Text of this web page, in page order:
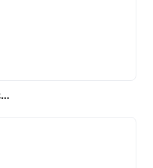
微信小程序WeUI 组件库（浅色）| 免费UI设计素材